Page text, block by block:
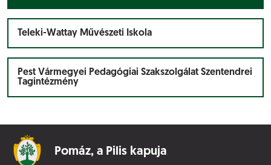
Teleki-Wattay Művészeti Iskola
Pest Vármegyei Pedagógiai Szakszolgálat Szentendrei
Tagintézmény
Pomáz, a Pilis kapuja